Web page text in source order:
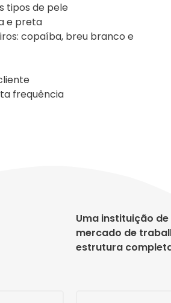
tipos de pele
e preta
copaíba, breu branco e
frequência
Uma instituição
mercado de
estrutura